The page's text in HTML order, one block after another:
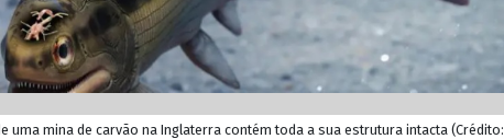
uma mina de carvão na Inglaterra contém toda a sua estrutura intacta (Crédito: